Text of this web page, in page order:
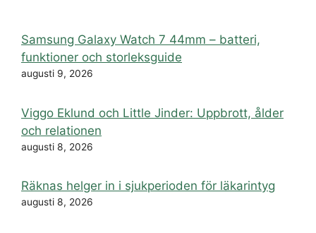
Samsung Galaxy Watch 7 44mm – batteri,
funktioner och storleksguide
augusti 9, 2026
Viggo Eklund och Little Jinder: Uppbrott, ålder
och relationen
augusti 8, 2026
Räknas helger in i sjukperioden för läkarintyg
augusti 8, 2026